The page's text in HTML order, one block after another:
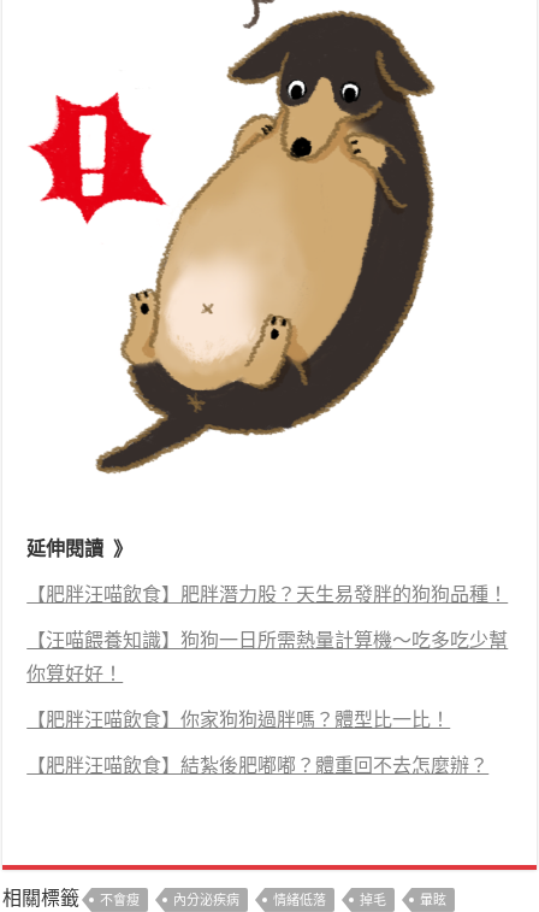
延伸閱讀 》
【肥胖汪喵飲食】肥胖潛力股？天生易發胖的狗狗品種！
【汪喵餵養知識】狗狗一日所需熱量計算機～吃多吃少幫
你算好好！
【肥胖汪喵飲食】你家狗狗過胖嗎？體型比一比！
【肥胖汪喵飲食】結紮後肥嘟嘟？體重回不去怎麼辦？
相關標籤 不會瘦 內分泌疾病 情緒低落 掉毛
暈眩